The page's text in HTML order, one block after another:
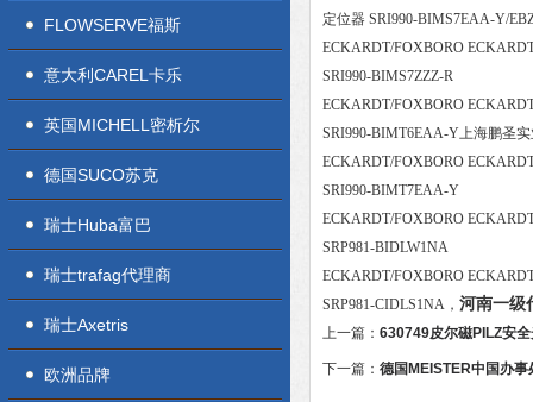
FLOWSERVE福斯
意大利CAREL卡乐
英国MICHELL密析尔
德国SUCO苏克
瑞士Huba富巴
瑞士trafag代理商
瑞士Axetris
欧洲品牌
定位器 SRI990-BIMS7EAA-Y/
ECKARDT/FOXBORO
SRI990-BIMS7ZZZ-R
ECKARDT/FOXBORO
SRI990-BIMT6EAA-Y上海鹏圣
ECKARDT/FOXBORO
SRI990-BIMT7EAA-Y
ECKARDT/FOXBORO
SRP981-BIDLW1NA
ECKARDT/FOXBORO
SRP981-CIDLS1NA， 河南一级
上一篇： 630749皮尔磁PILZ安
下一篇： 德国MEISTER中国办